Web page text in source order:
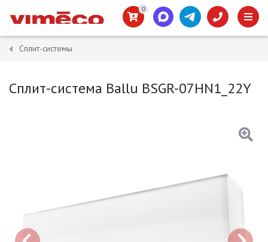
0
Сплит-системы
Сплит-система Ballu BSGR-07HN1_22Y